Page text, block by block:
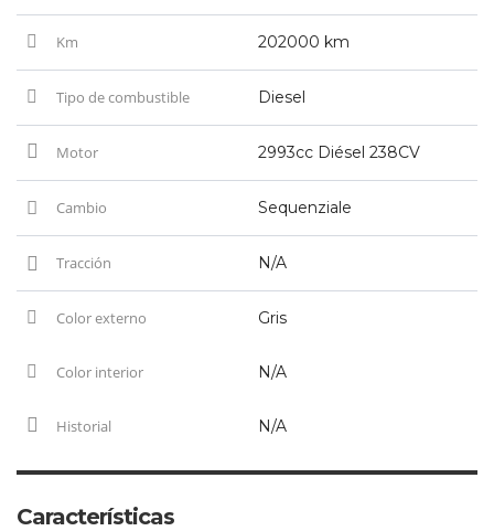
Km 202000 km
Tipo de combustible Diesel
Motor 2993cc Diésel 238CV
Cambio Sequenziale
Tracción N/A
Color externo Gris
Color interior N/A
Historial N/A
Características